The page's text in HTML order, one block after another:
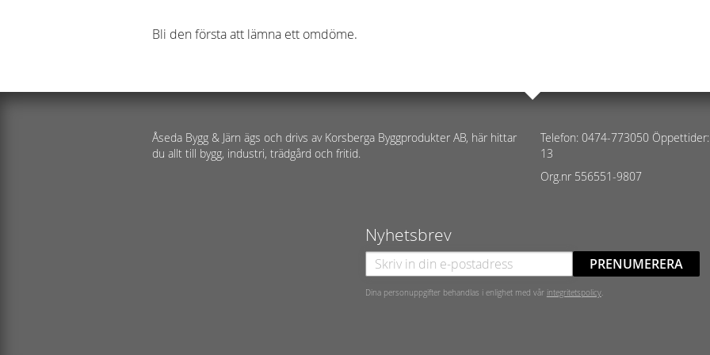
Bli den första att lämna ett omdöme.
Åseda Bygg & Järn ägs och drivs av Korsberga Byggprodukter AB, här hittar
du allt till bygg, industri, trädgård och fritid.
Telefon: 0474-773050
13
Org.nr 556551-9807
Nyhetsbrev
PRENUMERERA
Dina personuppgifter behandlas i enlighet med vår integritetspolicy.